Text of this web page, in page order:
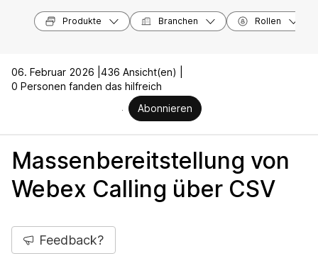
Produkte Branchen Rollen
06. Februar 2026 | 436 Ansicht(en) |
0 Personen fanden das hilfreich
Abonnieren
Massenbereitstellung von
Webex Calling über CSV
Feedback?